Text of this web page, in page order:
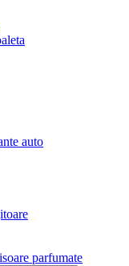
auto
parfumate